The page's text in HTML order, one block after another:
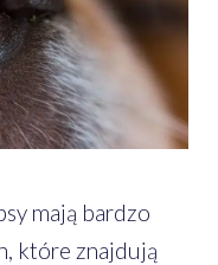
mają bardzo
które znajdują